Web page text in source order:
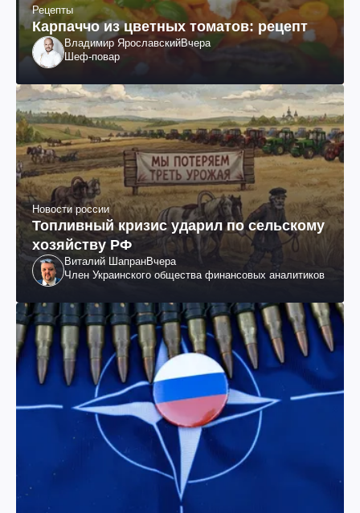
Рецепты
Карпаччо из цветных томатов: рецепт
Владимир ЯрославскийВчера
Шеф-повар
Новости россии
Топливный кризис ударил по сельскому
хозяйству РФ
Виталий ШапранВчера
Член Украинского общества финансовых аналитиков